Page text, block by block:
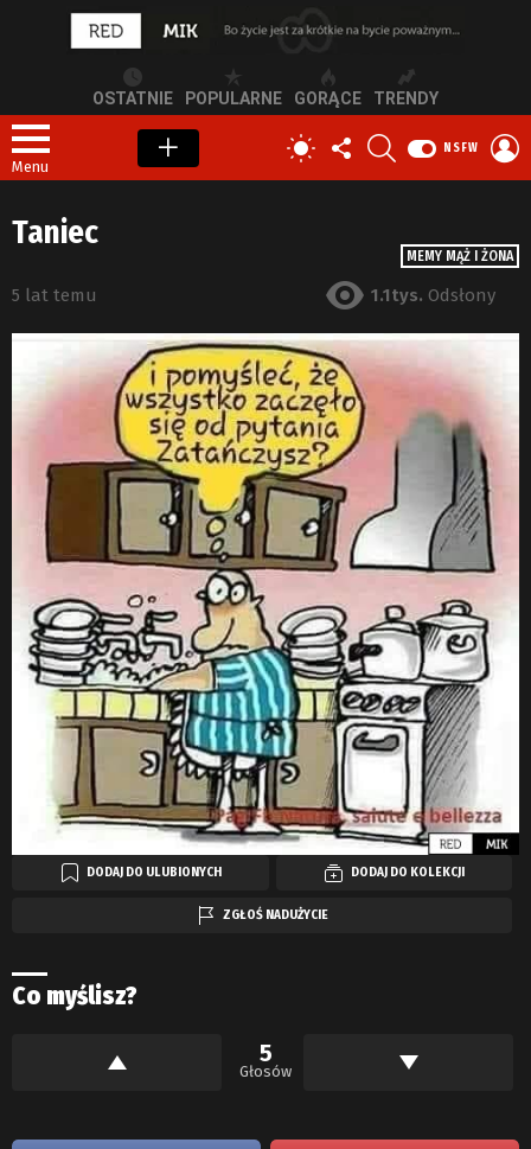
OSTATNIE POPULARNE GORĄCE TRENDY
Menu
PRZEŁĄCZ
SKÓRKĘ
OBSERWUJ
NAS
NSFW
MEMY MĄŻ I ŻONA
Taniec
5 lat temu 1.1tys. Odsłony
DODAJ DO ULUBIONYCH DODAJ DO KOLEKCJI
ZGŁOŚ NADUŻYCIE
Co myślisz?
5
Głosów